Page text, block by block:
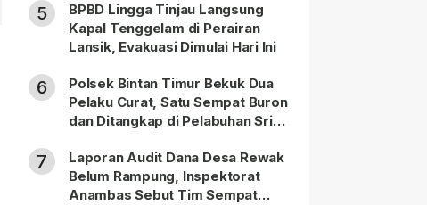
5
BPBD Lingga Tinjau Langsung
Kapal Tenggelam di Perairan
Lansik, Evakuasi Dimulai Hari Ini
6
Polsek Bintan Timur Bekuk Dua
Pelaku Curat, Satu Sempat Buron
dan Ditangkap di Pelabuhan Sri
7
Laporan Audit Dana Desa Rewak
Belum Rampung, Inspektorat
Anambas Sebut Tim Sempat